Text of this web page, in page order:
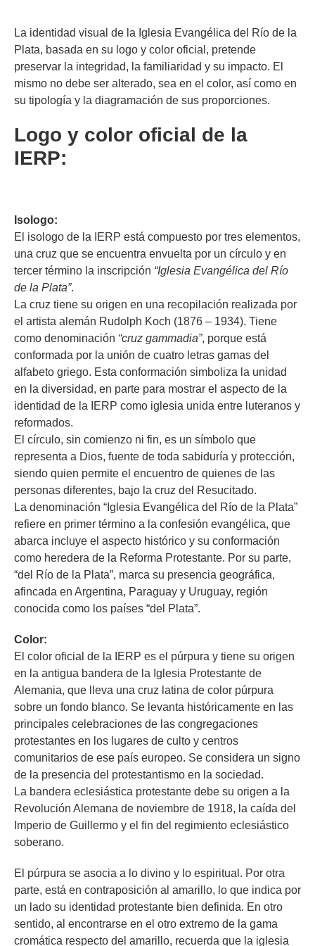
La identidad visual de la Iglesia Evangélica del Río de la
Plata, basada en su logo y color oficial, pretende
preservar la integridad, la familiaridad y su impacto. El
mismo no debe ser alterado, sea en el color, así como en
su tipología y la diagramación de sus proporciones.
Logo y color oficial de la
IERP:
Isologo:
El isologo de la IERP está compuesto por tres elementos,
una cruz que se encuentra envuelta por un círculo y en
tercer término la inscripción “Iglesia Evangélica del Río
de la Plata”.
La cruz tiene su origen en una recopilación realizada por
el artista alemán Rudolph Koch (1876 – 1934). Tiene
como denominación “cruz gammadia”, porque está
conformada por la unión de cuatro letras gamas del
alfabeto griego. Esta conformación simboliza la unidad
en la diversidad, en parte para mostrar el aspecto de la
identidad de la IERP como iglesia unida entre luteranos y
reformados.
El círculo, sin comienzo ni fin, es un símbolo que
representa a Dios, fuente de toda sabiduría y protección,
siendo quien permite el encuentro de quienes de las
personas diferentes, bajo la cruz del Resucitado.
La denominación “Iglesia Evangélica del Río de la Plata”
refiere en primer término a la confesión evangélica, que
abarca incluye el aspecto histórico y su conformación
como heredera de la Reforma Protestante. Por su parte,
“del Río de la Plata”, marca su presencia geográfica,
afincada en Argentina, Paraguay y Uruguay, región
conocida como los países “del Plata”.
Color:
El color oficial de la IERP es el púrpura y tiene su origen
en la antigua bandera de la Iglesia Protestante de
Alemania, que lleva una cruz latina de color púrpura
sobre un fondo blanco. Se levanta históricamente en las
principales celebraciones de las congregaciones
protestantes en los lugares de culto y centros
comunitarios de ese país europeo. Se considera un signo
de la presencia del protestantismo en la sociedad.
La bandera eclesiástica protestante debe su origen a la
Revolución Alemana de noviembre de 1918, la caída del
Imperio de Guillermo y el fin del regimiento eclesiástico
soberano.
El púrpura se asocia a lo divino y lo espiritual. Por otra
parte, está en contraposición al amarillo, lo que indica por
un lado su identidad protestante bien definida. En otro
sentido, al encontrarse en el otro extremo de la gama
cromática respecto del amarillo, recuerda que la iglesia